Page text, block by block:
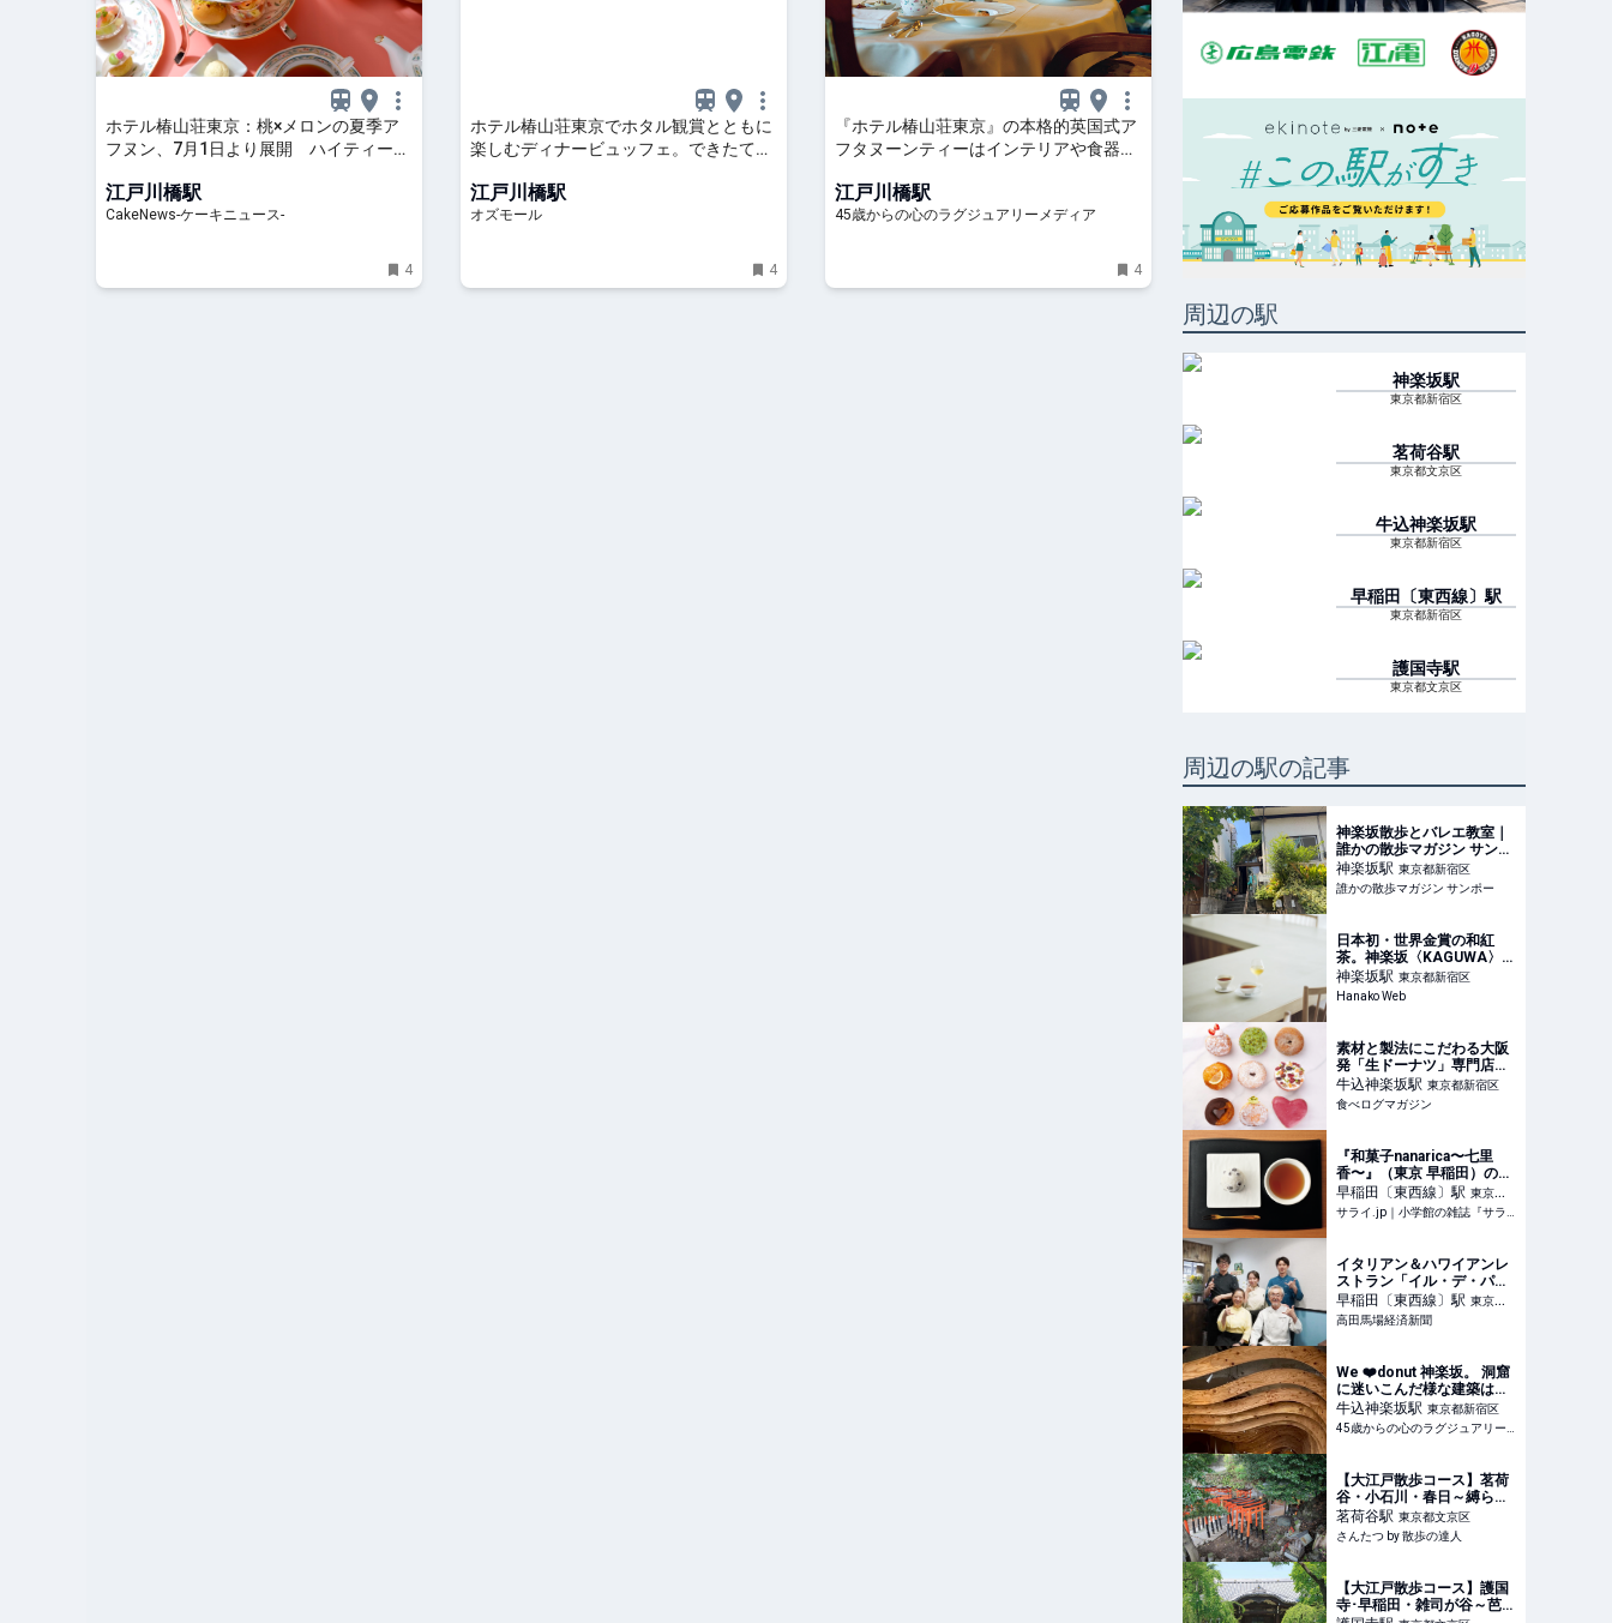
ホテル椿山荘東京：桃×メロンの夏季ア
フヌン、7月1日より展開 ハイティーも
江戸川橋駅
CakeNews-ケーキニュース-
4
ホテル椿山荘東京でホタル観賞とともに
楽しむディナービュッフェ。できたてパ
江戸川橋駅
オズモール
4
『ホテル椿山荘東京』の本格的英国式ア
フタヌーンティーはインテリアや食器に
江戸川橋駅
45歳からの心のラグジュアリーメディア
4
周辺の駅
神楽坂駅
東京都新宿区
茗荷谷駅
東京都文京区
牛込神楽坂駅
東京都新宿区
早稲田〔東西線〕駅
東京都新宿区
護国寺駅
東京都文京区
周辺の駅の記事
神楽坂散歩とバレエ教室｜
誰かの散歩マガジン サンポ
ー
神楽坂駅 東京都新宿区
誰かの散歩マガジン サンポー
日本初・世界金賞の和紅
茶。神楽坂〈KAGUWA〉で
体験する新日常。
神楽坂駅 東京都新宿区
Hanako Web
素材と製法にこだわる大阪
発「生ドーナツ」専門店
（東京・牛込神楽坂） | 食
べログマガジン
牛込神楽坂駅 東京都新宿区
食べログマガジン
『和菓子nanarica〜七里
香〜』（東京 早稲田）の豆
大福｜なめらかなこし餡と
餅で軽やかに仕立てる | サ
ライ.jp｜小学館の雑誌『サ
早稲田〔東西線〕駅 東京都
新宿区
サライ.jp｜小学館の雑誌『サライ』公式サイト
イタリアン＆ハワイアンレ
ストラン「イル・デ・パ
ン」、念願の早大通りで再
開
早稲田〔東西線〕駅 東京都
新宿区
高田馬場経済新聞
We ❤️donut 神楽坂。 洞窟
に迷いこんだ様な建築は圧
巻。春コーデでお邪魔しま
した。
牛込神楽坂駅 東京都新宿区
45歳からの心のラグジュアリーメディア
【大江戸散歩コース】茗荷
谷・小石川・春日～縛られ
地蔵、とうがらし地蔵、こ
んにゃく閻魔。御利益期待
の寺巡り～｜さんたつ by
茗荷谷駅 東京都文京区
さんたつ by 散歩の達人
【大江戸散歩コース】護国
寺･早稲田・雑司が谷～芭蕉